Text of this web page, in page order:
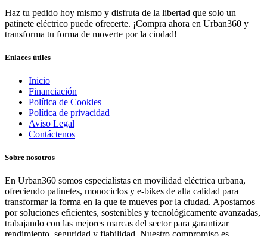
Haz tu pedido hoy mismo y disfruta de la libertad que solo un
patinete eléctrico puede ofrecerte. ¡Compra ahora en Urban360 y
transforma tu forma de moverte por la ciudad!
Enlaces útiles
Inicio
Financiación
Política de Cookies
Política de privacidad
Aviso Legal
Contáctenos
Sobre nosotros
En Urban360 somos especialistas en movilidad eléctrica urbana,
ofreciendo patinetes, monociclos y e-bikes de alta calidad para
transformar la forma en la que te mueves por la ciudad. Apostamos
por soluciones eficientes, sostenibles y tecnológicamente avanzadas,
trabajando con las mejores marcas del sector para garantizar